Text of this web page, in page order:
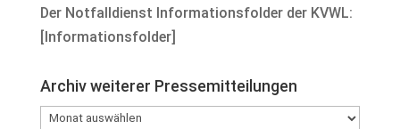
Der Notfalldienst Informationsfolder der KVWL:
[Informationsfolder]
Archiv weiterer Pressemitteilungen
Archiv